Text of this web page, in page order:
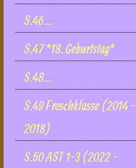
S.46...
S.47 *18. Geburtstag*
S.48...
S.49 Froschklasse (2014 -
2018)
S.50 AST 1-3 (2022 -